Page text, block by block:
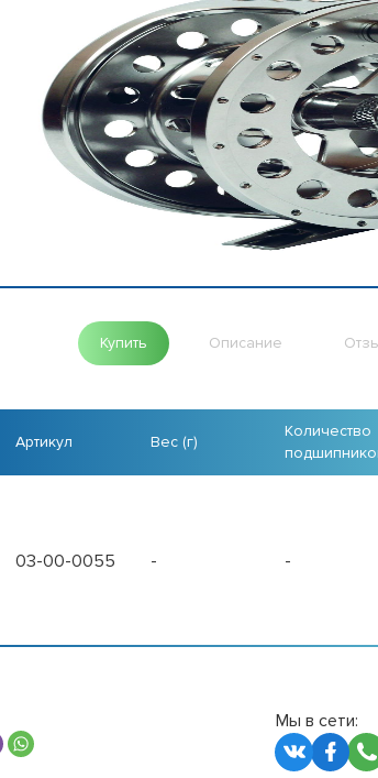
Купить Описание
Артикул Вес (г)
Количество
03-00-0055 - -
Мы в сети: